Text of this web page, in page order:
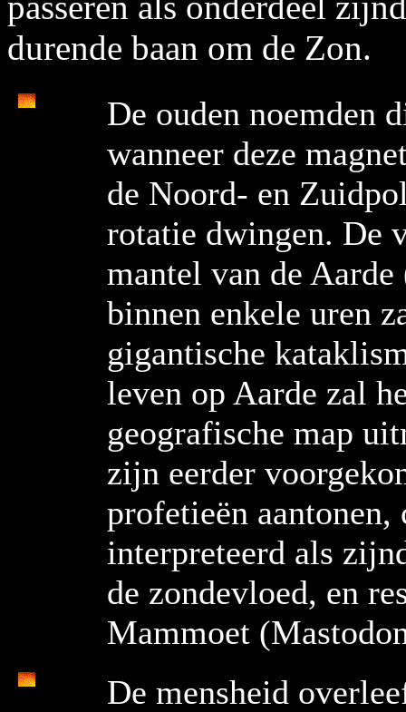
durende baan om de Zon.
De ouden noemden
wanneer deze
de Noord- en
rotatie dwingen. De
mantel van de
binnen enkele uren
gigantische
leven op Aarde zal
geografische map
zijn eerder
profetieën aantonen,
interpreteerd als
de zondevloed, en
Mammoet
De mensheid